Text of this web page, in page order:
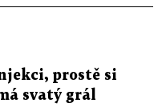
prostě si
svatý grál